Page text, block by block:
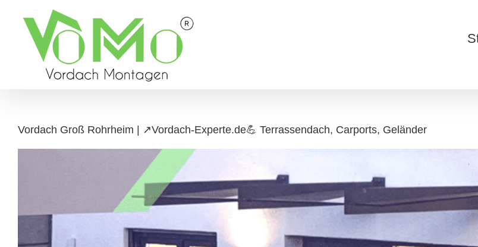
content
Vordach Groß Rohrheim | ↗️Vordach-Experte.de💪 Terrassendach, Carports, Geländer